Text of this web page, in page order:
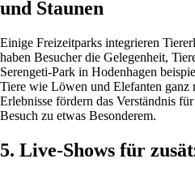
und Staunen
Einige Freizeitparks integrieren
haben Besucher die Gelegenheit,
Serengeti-Park in Hodenhagen
Tiere wie Löwen und Elefanten ganz
Erlebnisse fördern das Verständnis
Besuch zu etwas Besonderem.
5. Live-Shows für